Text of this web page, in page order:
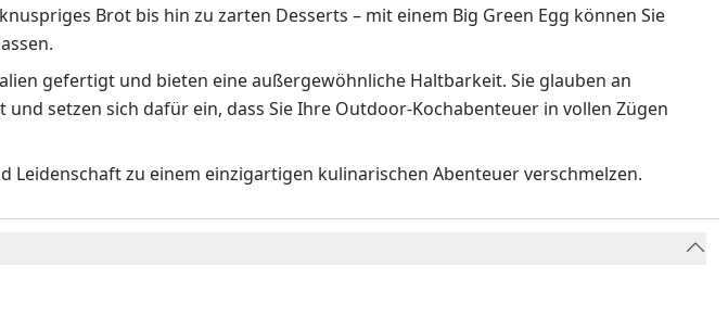
Brot bis hin zu zarten Desserts – mit einem Big Green Egg können Sie
gefertigt und bieten eine außergewöhnliche Haltbarkeit. Sie glauben an
setzen sich dafür ein, dass Sie Ihre Outdoor-Kochabenteuer in vollen Zügen
Leidenschaft zu einem einzigartigen kulinarischen Abenteuer verschmelzen.